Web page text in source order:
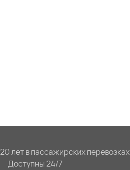
20 лет в пассажирских перевозках
Доступны 24/7